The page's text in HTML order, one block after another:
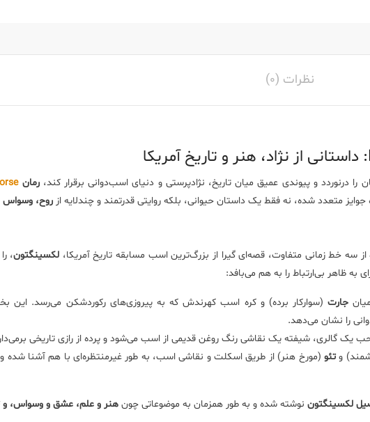
نظرات (0)
را درنوردد و پیوندی عمیق میان تاریخ، نژادپرستی و دنیای اسب‌دوانی برقرار کند،رمان
متعدد شده، نه فقط یک داستان حیوانی، بلکه روایتی قدرتمند و چندلایه از روح، وسواس
سه خط زمانی متفاوت، قصه‌ای گیرا از بزرگ‌ترین اسب مسابقه تاریخ آمریکا، لکسینگتون،
به ظاهر بی‌ارتباط را به هم می‌بافد:
جارت(سوارکار برده) و کره اسب کهرندش که به پیروزی‌های رکوردشکن می‌رسد.
را نشان می‌دهد.
یک گالری، شیفته یک نقاشی رنگ روغن قدیمی از اسب می‌شود و پرده از رازی تاریخی
وتئو (مورخ هنر) از طریق اسکلت و نقاشی اسب، به طور غیرمنتظره‌ای با هم آشنا شده و
لکسینگتون نوشته شده و به طور همزمان به موضوعاتی چون هنر و علم، عشق و وسواس، و